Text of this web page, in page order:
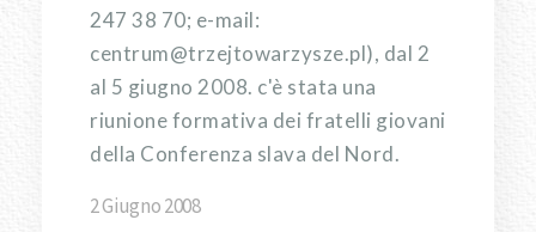
247 38 70; e-mail:
centrum@trzejtowarzysze.pl), dal 2
al 5 giugno 2008. c'è stata una
riunione formativa dei fratelli giovani
della Conferenza slava del Nord.
2 Giugno 2008